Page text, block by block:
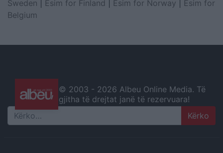
Sweden
Esim for Finland Esim for Norway
Esim for
Belgium
© 2003 - 2026 Albeu Online Media. Të
gjitha të drejtat janë të rezervuara!
Search